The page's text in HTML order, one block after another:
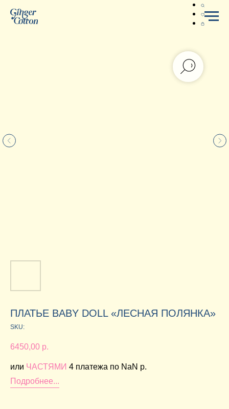
ПЛАТЬЕ BABY DOLL «ЛЕСНАЯ ПОЛЯНКА»
SKU:
6450,00 р.
или ЧАСТЯМИ 4 платежа по NaN p.
Подробнее...